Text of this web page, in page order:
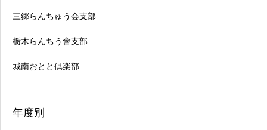
三郷らんちゅう会支部
栃木らんちう會支部
城南おとと倶楽部
年度別